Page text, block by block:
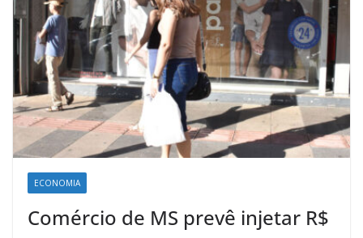
ECONOMIA
Comércio de MS prevê injetar R$